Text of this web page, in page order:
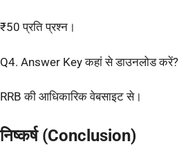
₹50 प्रति प्रश्न।
Q4. Answer Key कहां से डाउनलोड करें?
RRB की आधिकारिक वेबसाइट से।
निष्कर्ष (Conclusion)